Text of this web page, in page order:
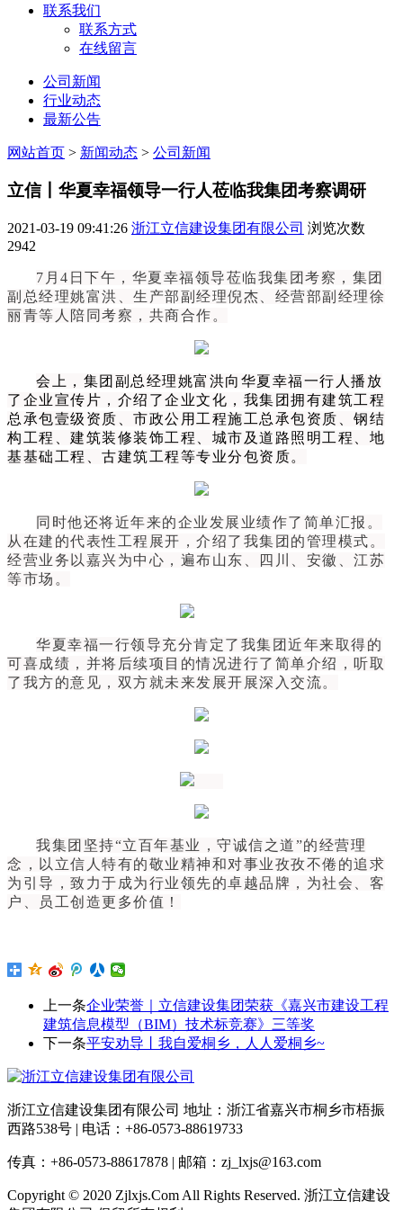
联系我们
联系方式
在线留言
公司新闻
行业动态
最新公告
网站首页 > 新闻动态 > 公司新闻
立信丨华夏幸福领导一行人莅临我集团考察调研
2021-03-19 09:41:26 浙江立信建设集团有限公司 浏览次数
2942
7月4日下午，华夏幸福领导莅临我集团考察，集团
副总经理姚富洪、生产部副经理倪杰、经营部副经理徐
丽青等人陪同考察，共商合作。
会上，集团副总经理姚富洪向华夏幸福一行人播放
了企业宣传片，介绍了企业文化，我集团拥有建筑工程
总承包壹级资质、市政公用工程施工总承包资质、钢结
构工程、建筑装修装饰工程、城市及道路照明工程、地
基基础工程、古建筑工程等专业分包资质。
同时他还将近年来的企业发展业绩作了简单汇报。
从在建的代表性工程展开，介绍了我集团的管理模式。
经营业务以嘉兴为中心，遍布山东、四川、安徽、江苏
等市场。
华夏幸福一行领导充分肯定了我集团近年来取得的
可喜成绩，并将后续项目的情况进行了简单介绍，听取
了我方的意见，双方就未来发展开展深入交流。
我集团坚持“立百年基业，守诚信之道”的经营理
念，以立信人特有的敬业精神和对事业孜孜不倦的追求
为引导，致力于成为行业领先的卓越品牌，为社会、客
户、员工创造更多价值！
上一条企业荣誉｜立信建设集团荣获《嘉兴市建设工程
建筑信息模型（BIM）技术标竞赛》三等奖
下一条平安劝导丨我自爱桐乡，人人爱桐乡~
浙江立信建设集团有限公司 地址：浙江省嘉兴市桐乡市梧振
西路538号 | 电话：+86-0573-88619733
传真：+86-0573-88617878 | 邮箱：zj_lxjs@163.com
Copyright © 2020 Zjlxjs.Com All Rights Reserved. 浙江立信建设